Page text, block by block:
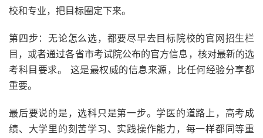
校和专业，把目标圈定下来。
第四步：无论怎么选，都要尽早去目标院校的官网招生栏
目，或者通过各省市考试院公布的官方信息，核对最新的选
考科目要求。 这是最权威的信息来源，比任何经验分享都
重要。
最后要说的是，选科只是第一步。学医的道路上，高考成
绩、大学里的刻苦学习、实践操作能力，每一样都同等重